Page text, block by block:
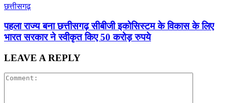
छत्तीसगढ़
पहला राज्य बना छत्तीसगढ़ सीबीजी इकोसिस्टम के विकास के लिए
भारत सरकार ने स्वीकृत किए 50 करोड़ रुपये
LEAVE A REPLY